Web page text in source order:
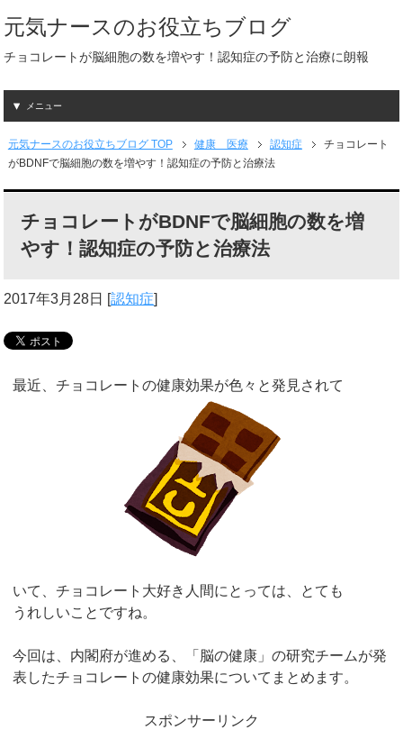
元気ナースのお役立ちブログ
チョコレートが脳細胞の数を増やす！認知症の予防と治療に朗報
メニュー
元気ナースのお役立ちブログ TOP 健康 医療 認知症
チョコレート
がBDNFで脳細胞の数を増やす！認知症の予防と治療法
チョコレートがBDNFで脳細胞の数を増
やす！認知症の予防と治療法
2017年3月28日 [認知症]
最近、チョコレートの健康効果が色々と発見されて
いて、チョコレート大好き人間にとっては、とても
うれしいことですね。
今回は、内閣府が進める、「脳の健康」の研究チームが発
表したチョコレートの健康効果についてまとめます。
スポンサーリンク